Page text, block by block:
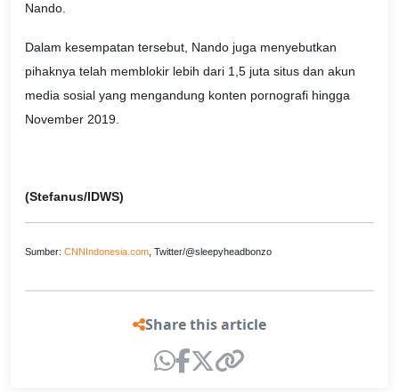
Nando.
Dalam kesempatan tersebut, Nando juga menyebutkan
pihaknya telah memblokir lebih dari 1,5 juta situs dan akun
media sosial yang mengandung konten pornografi hingga
November 2019.
(Stefanus/IDWS)
Sumber: CNNIndonesia.com , Twitter/@sleepyheadbonzo
Share this article